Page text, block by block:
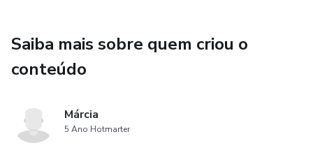
Saiba mais sobre quem criou o
conteúdo
Márcia
5 Ano Hotmarter